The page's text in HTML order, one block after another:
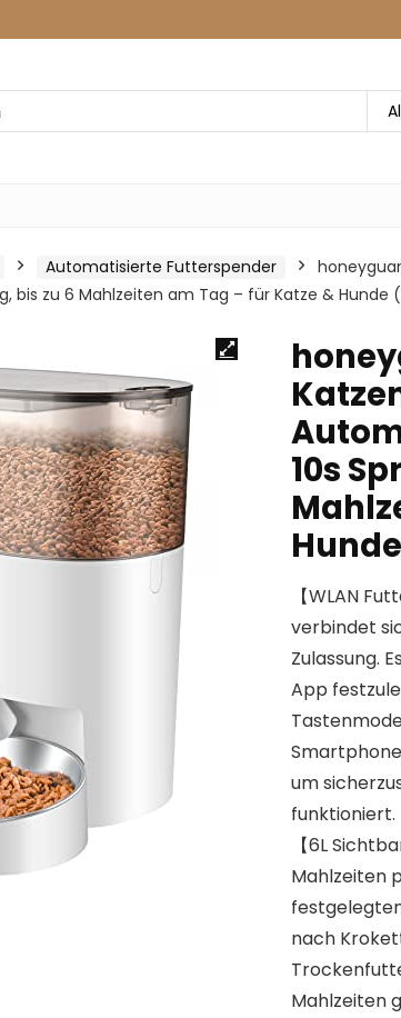
Automatisierte Futterspender
bis zu 6 Mahlzeiten am Tag – für Katze & Hunde
10s
【WLAN
verbindet
Zulassung.
App
um
funktioniert.
【6L
Mahlzeiten
nach
Mahlzeiten